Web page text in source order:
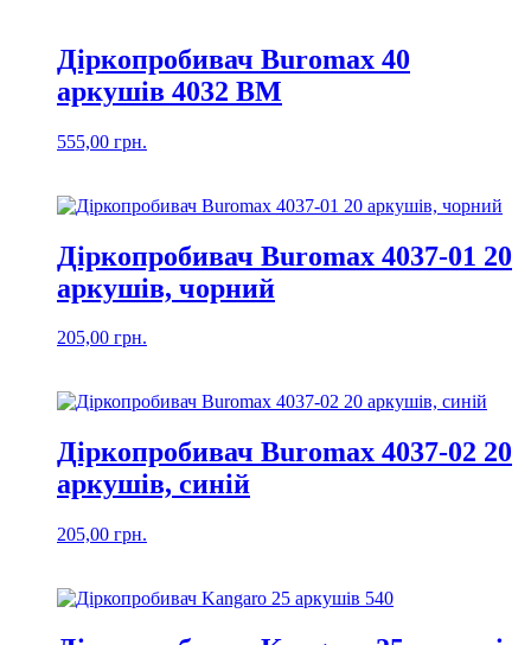
Діркопробивач Buromax 40
аркушів 4032 ВМ
555,00 грн.
Діркопробивач Buromax 4037-01 20
аркушів, чорний
205,00 грн.
Діркопробивач Buromax 4037-02 20
аркушів, синій
205,00 грн.